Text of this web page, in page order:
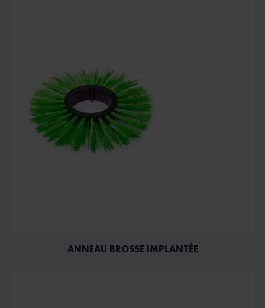
ANNEAU BROSSE IMPLANTÉE